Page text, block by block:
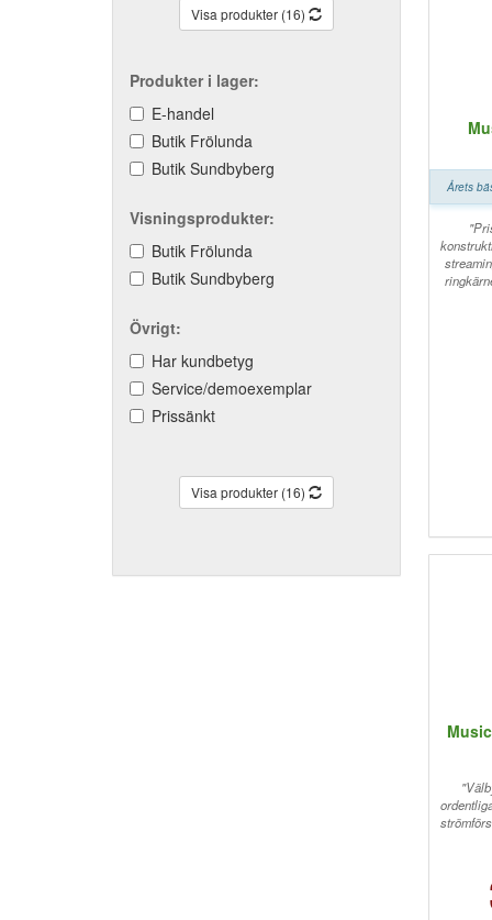
Visa produkter (16)
Produkter i lager:
E-handel
Butik Frölunda
Butik Sundbyberg
Visningsprodukter:
Butik Frölunda
Butik Sundbyberg
Övrigt:
Har kundbetyg
Service/demoexemplar
Prissänkt
Visa produkter (16)
Årets